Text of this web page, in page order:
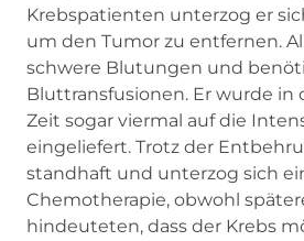
Krebspatienten unterzog er
um den Tumor zu entfernen.
schwere Blutungen und
Bluttransfusionen. Er wurde in
Zeit sogar viermal auf die
eingeliefert. Trotz der
standhaft und unterzog sich
Chemotherapie, obwohl
hindeuteten, dass der Krebs